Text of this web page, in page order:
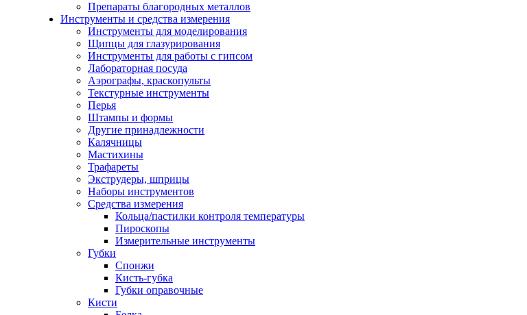
Препараты благородных металлов
Инструменты и средства измерения
Инструменты для моделирования
Щипцы для глазурирования
Инструменты для работы с гипсом
Лабораторная посуда
Аэрографы, краскопульты
Текстурные инструменты
Перья
Штампы и формы
Другие принадлежности
Калячницы
Мастихины
Трафареты
Экструдеры, шприцы
Наборы инструментов
Средства измерения
Кольца/пастилки контроля температуры
Пироскопы
Измерительные инструменты
Губки
Спонжи
Кисть-губка
Губки оправочные
Кисти